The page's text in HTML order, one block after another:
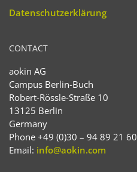
Datenschutzerklärung
CONTACT
aokin AG
Campus Berlin-Buch
Robert-Rössle-Straße 10
13125 Berlin
Germany
Phone +49 (0)30 – 94 89 21 60
Email: info@aokin.com